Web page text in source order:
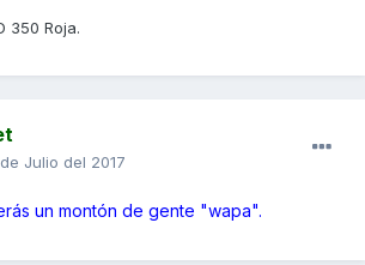
350 Roja.
Julio del 2017
un montón de gente "wapa".